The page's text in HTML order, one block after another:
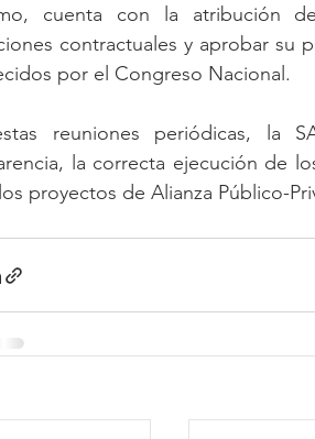
cuenta con la atribución
contractuales y aprobar su
por el Congreso Nacional.
reuniones periódicas, la
la correcta ejecución de
proyectos de Alianza Público-